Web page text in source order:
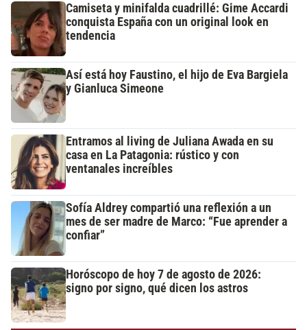
Camiseta y minifalda cuadrillé: Gime Accardi
conquista España con un original look en
tendencia
Así está hoy Faustino, el hijo de Eva Bargiela
y Gianluca Simeone
Entramos al living de Juliana Awada en su
casa en La Patagonia: rústico y con
ventanales increíbles
Sofía Aldrey compartió una reflexión a un
mes de ser madre de Marco: “Fue aprender a
confiar”
Horóscopo de hoy 7 de agosto de 2026:
signo por signo, qué dicen los astros